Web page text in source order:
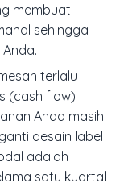
membuat
sehingga
terlalu
(cash flow)
Anda masih
desain label
adalah
satu kuartal